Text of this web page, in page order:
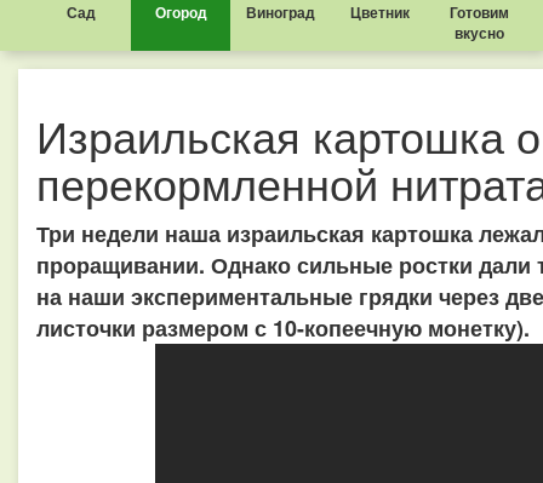
Сад Огород Виноград Цветник
Готовим
вкусно
Израильская картошка
перекормленной
Три недели наша израильская картошка
проращивании. Однако сильные ростки
на наши экспериментальные грядки через
листочки размером с 10-копеечную монетку).